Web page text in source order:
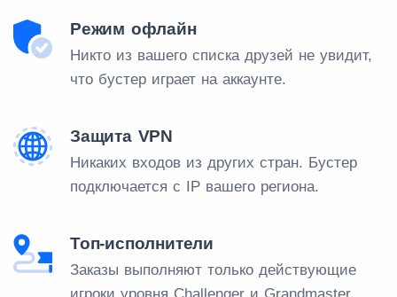
Режим офлайн
Никто из вашего списка друзей не увидит,
что бустер играет на аккаунте.
Защита VPN
Никаких входов из других стран. Бустер
подключается с IP вашего региона.
Топ-исполнители
Заказы выполняют только действующие